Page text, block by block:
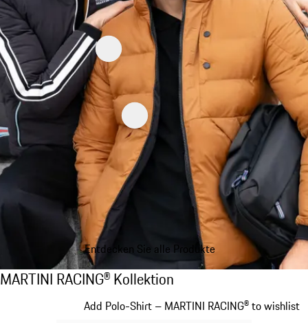
Entdecken Sie alle Produkte
MARTINI RACING® Kollektion
MARTINI RACING® Kollektion
Add Polo-Shirt – MARTINI RACING® to wishlist